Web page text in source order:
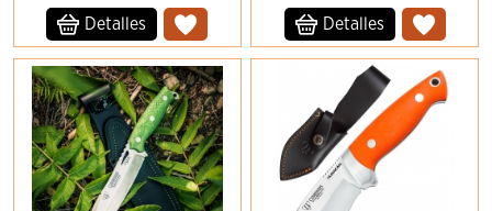
Detalles Detalles